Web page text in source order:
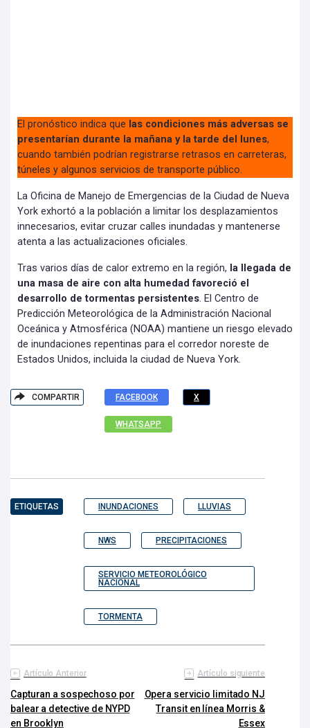
El pronóstico indica que las condiciones más adversas se
presentarían durante la mañana y la tarde del lunes,
cuando también podrían registrarse retrasos en carreteras,
túneles y algunos servicios de transporte público.
La Oficina de Manejo de Emergencias de la Ciudad de Nueva
York exhortó a la población a limitar los desplazamientos
innecesarios, evitar cruzar calles inundadas y mantenerse
atenta a las actualizaciones oficiales.
Tras varios días de calor extremo en la región, la llegada de
una masa de aire con alta humedad favoreció el
desarrollo de tormentas persistentes. El Centro de
Predicción Meteorológica de la Administración Nacional
Oceánica y Atmosférica (NOAA) mantiene un riesgo elevado
de inundaciones repentinas para el corredor noreste de
Estados Unidos, incluida la ciudad de Nueva York.
COMPARTIR FACEBOOK X
WHATSAPP
ETIQUETAS INUNDACIONES LLUVIAS
NWS PRECIPITACIONES
SERVICIO METEOROLÓGICO
NACIONAL
TORMENTA
Artículo Anterior
Capturan a sospechoso por
balear a detective de NYPD
en Brooklyn
Artículo siguiente
Opera servicio limitado NJ
Transit en línea Morris &
Essex